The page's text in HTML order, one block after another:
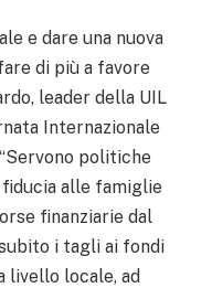
e dare una nuova
di più a favore
leader della UIL
Internazionale
politiche
alle famiglie
finanziarie dal
i tagli ai fondi
livello locale, ad